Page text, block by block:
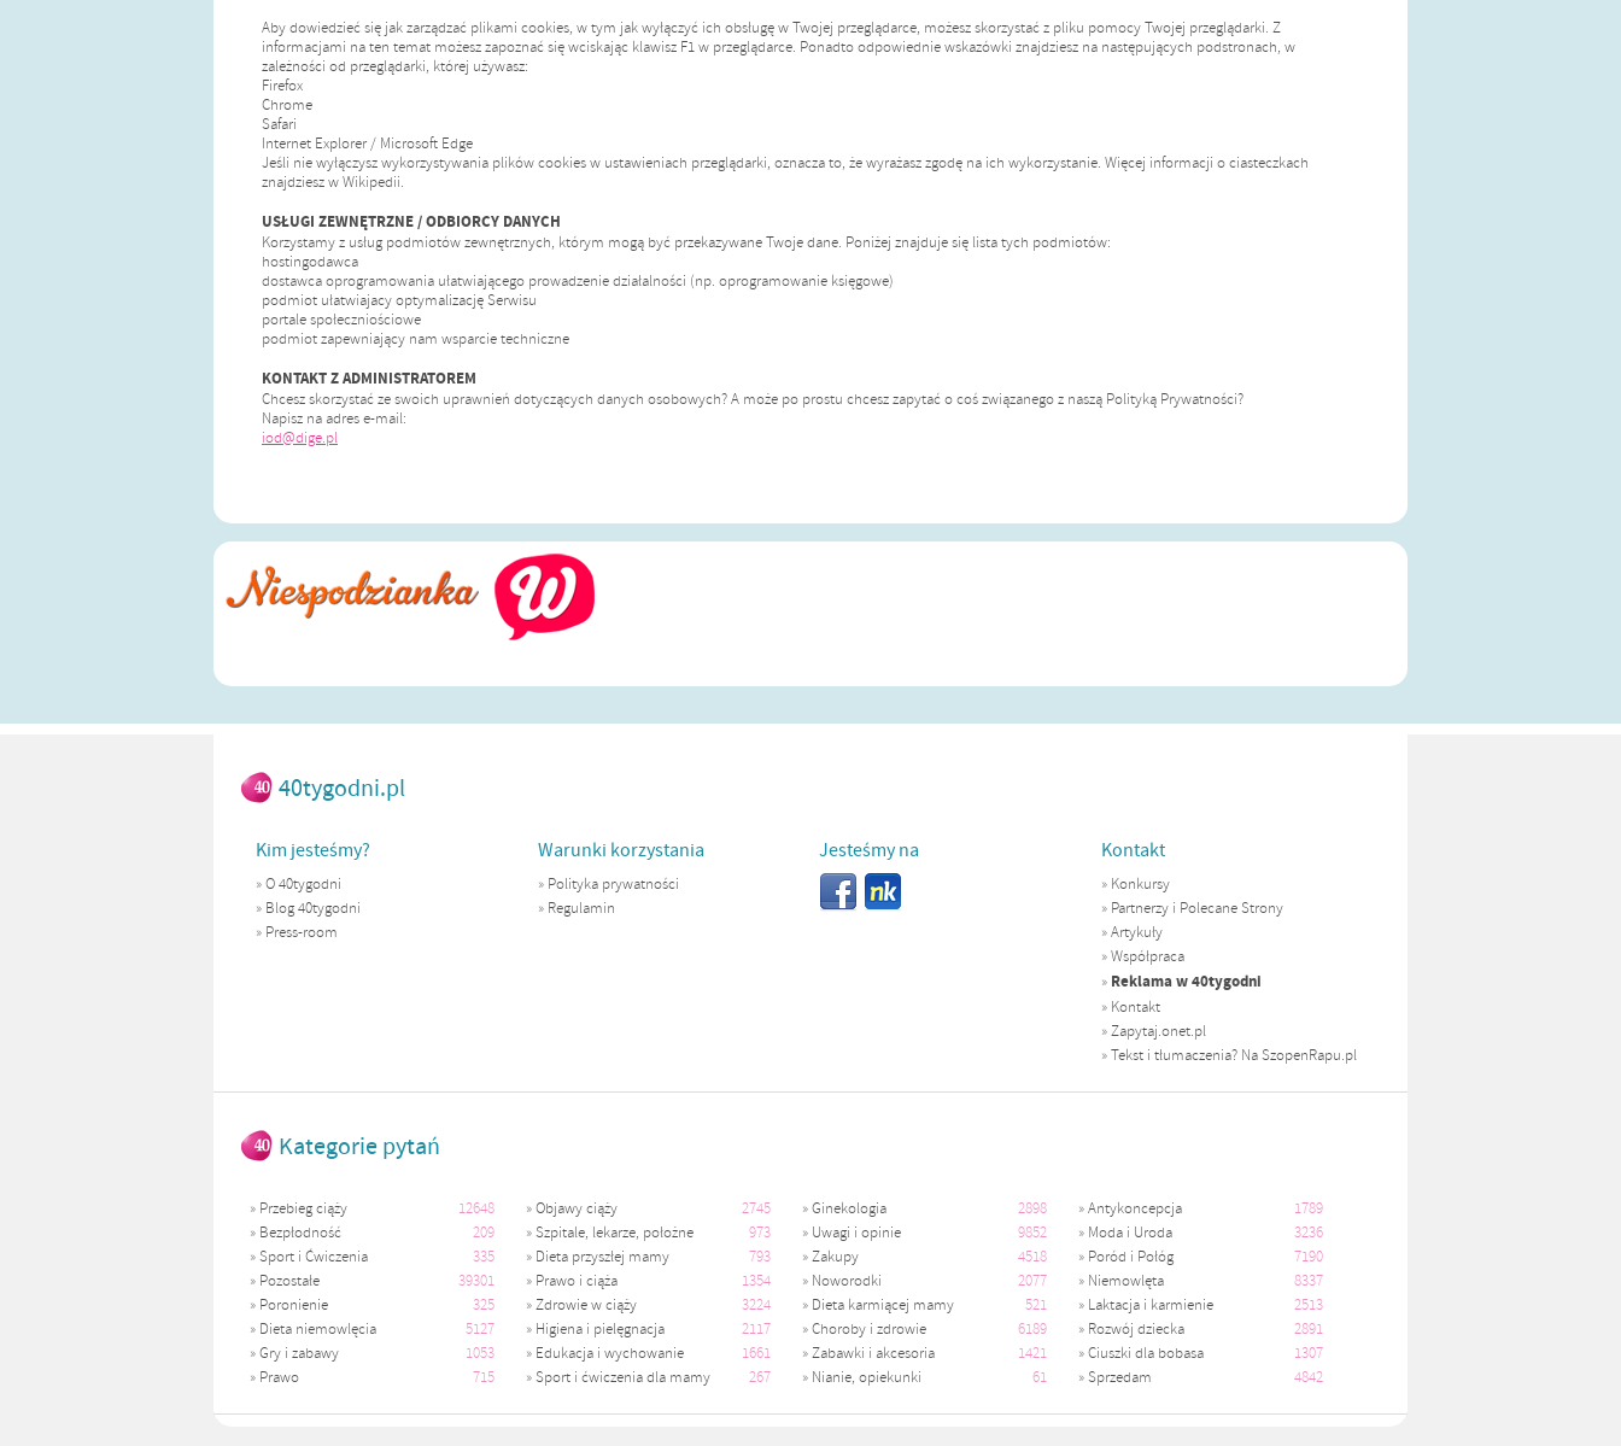
Aby dowiedzieć się jak zarządzać plikami cookies, w tym jak wyłączyć ich obsługę w Twojej przeglądarce, możesz skorzystać z pliku pomocy Twojej przeglądarki. Z
informacjami na ten temat możesz zapoznać się wciskając klawisz F1 w przeglądarce. Ponadto odpowiednie wskazówki znajdziesz na następujących podstronach, w
zależności od przeglądarki, której używasz:
Firefox
Chrome
Safari
Internet Explorer / Microsoft Edge
Jeśli nie wyłączysz wykorzystywania plików cookies w ustawieniach przeglądarki, oznacza to, że wyrażasz zgodę na ich wykorzystanie. Więcej informacji o ciasteczkach
znajdziesz w Wikipedii.
USŁUGI ZEWNĘTRZNE / ODBIORCY DANYCH
Korzystamy z usług podmiotów zewnętrznych, którym mogą być przekazywane Twoje dane. Poniżej znajduje się lista tych podmiotów:
hostingodawca
dostawca oprogramowania ułatwiającego prowadzenie działalności (np. oprogramowanie księgowe)
podmiot ułatwiajacy optymalizację Serwisu
portale społeczniościowe
podmiot zapewniający nam wsparcie techniczne
KONTAKT Z ADMINISTRATOREM
Chcesz skorzystać ze swoich uprawnień dotyczących danych osobowych? A może po prostu chcesz zapytać o coś związanego z naszą Polityką Prywatności?
Napisz na adres e-mail:
iod@dige.pl
40tygodni.pl
Kim jesteśmy?
»O 40tygodni
» Blog 40tygodni
» Press-room
Warunki korzystania
» Polityka prywatności
» Regulamin
Jesteśmy na Kontakt
» Konkursy
» Partnerzy i Polecane Strony
»Artykuły
»Współpraca
» Reklama w 40tygodni
» Kontakt
»Zapytaj.onet.pl
»Tekst i tłumaczenia? Na SzopenRapu.pl
Kategorie pytań
» Przebieg ciąży 12648 »Objawy ciąży 2745 »Ginekologia 2898 »Antykoncepcja
1789
» Bezpłodność 209 »Szpitale, lekarze, położne 973 » Uwagi i opinie 9852 » Moda i Uroda
3236
»Sport i Ćwiczenia 335 » Dieta przyszłej mamy 793 »Zakupy 4518 » Poród i Połóg
7190
» Pozostałe 39301 » Prawo i ciąża 1354 » Noworodki 2077 » Niemowlęta
8337
» Poronienie 325 »Zdrowie w ciąży 3224 » Dieta karmiącej mamy 521 » Laktacja i karmienie
2513
» Dieta niemowlęcia 5127 » Higiena i pielęgnacja 2117 »Choroby i zdrowie 6189 » Rozwój dziecka
2891
»Gry i zabawy 1053 » Edukacja i wychowanie 1661 »Zabawki i akcesoria 1421 »Ciuszki dla bobasa
1307
» Prawo 715 »Sport i ćwiczenia dla mamy 267 » Nianie, opiekunki 61 »Sprzedam 4842